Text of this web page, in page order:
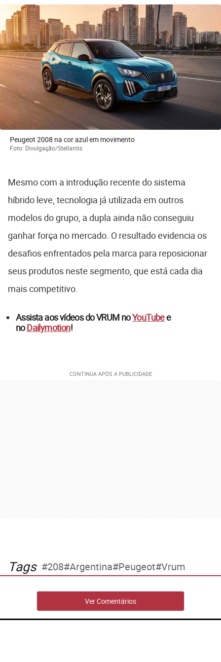
Peugeot 2008 na cor azul em movimento
Foto: Divulgação/Stellantis
Mesmo com a introdução recente do sistema
híbrido leve, tecnologia já utilizada em outros
modelos do grupo, a dupla ainda não conseguiu
ganhar força no mercado. O resultado evidencia os
desafios enfrentados pela marca para reposicionar
seus produtos neste segmento, que está cada dia
mais competitivo.
Assista aos vídeos do VRUM noYouTubee
noDailymotion!
Tags 208 Argentina Peugeot Vrum
Ver Comentários